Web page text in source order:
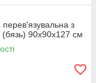
перев'язувальна з
(бязь) 90х90х127 см